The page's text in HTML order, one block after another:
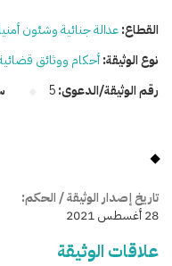
القطاع:عدالة جنائية وشئون
نوع الوثيقة:أحكام ووثائق
رقم الوثيقة/الدعوى:5
تاريخ إصدار الوثيقة / الحكم:
28 أغسطس 2021
علاقات الوثيقة